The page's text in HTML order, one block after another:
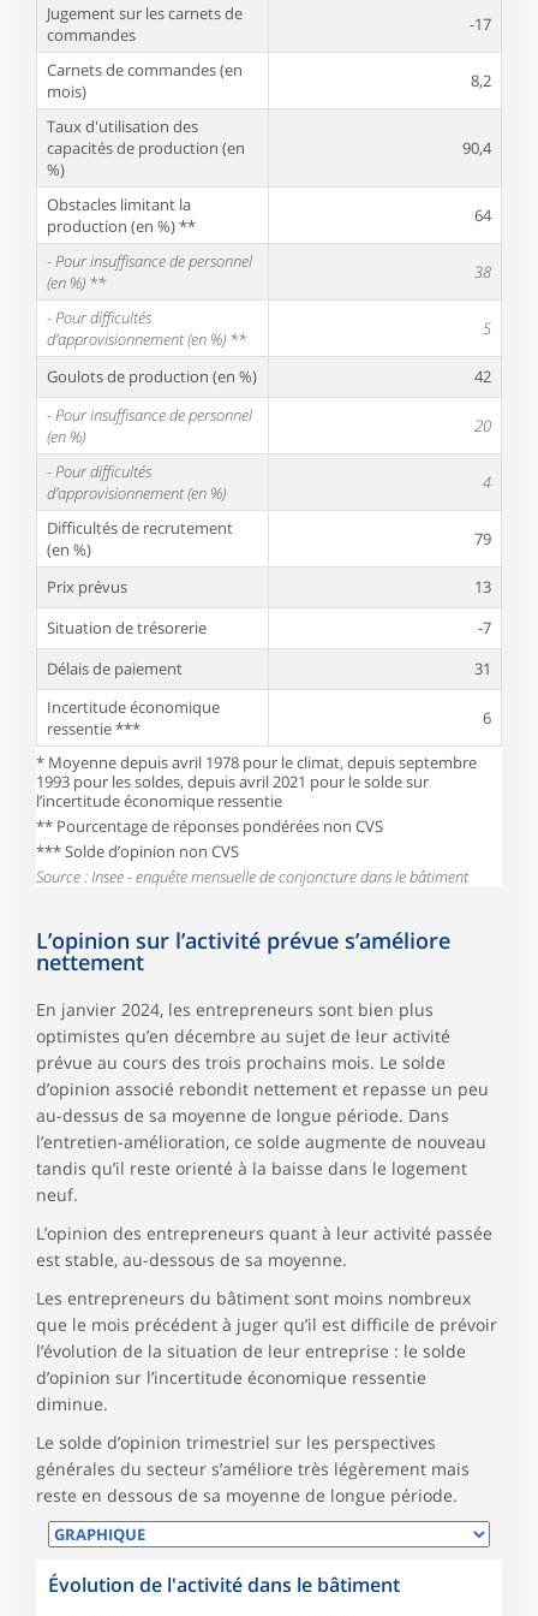
Jugement sur les carnets de
commandes
-17
Carnets de commandes (en
mois)
8,2
Taux d'utilisation des
capacités de production (en
%)
90,4
Obstacles limitant la
production (en %) **
64
- Pour insuffisance de personnel
(en %) **
38
- Pour difficultés
d’approvisionnement (en %) **
5
Goulots de production (en %)
42
- Pour insuffisance de personnel
(en %)
20
- Pour difficultés
d’approvisionnement (en %)
4
Difficultés de recrutement
(en %)
79
Prix prévus
13
Situation de trésorerie
-7
Délais de paiement
31
Incertitude économique
ressentie ***
6
* Moyenne depuis avril 1978 pour le climat, depuis septembre
1993 pour les soldes, depuis avril 2021 pour le solde sur
l’incertitude économique ressentie
** Pourcentage de réponses pondérées non CVS
*** Solde d’opinion non CVS
Source : Insee - enquête mensuelle de conjoncture dans le bâtiment
L’opinion sur l’activité prévue s’améliore
nettement
En janvier 2024, les entrepreneurs sont bien plus
optimistes qu’en décembre au sujet de leur activité
prévue au cours des trois prochains mois. Le solde
d’opinion associé rebondit nettement et repasse un peu
au-dessus de sa moyenne de longue période. Dans
l’entretien-amélioration, ce solde augmente de nouveau
tandis qu’il reste orienté à la baisse dans le logement
neuf.
L’opinion des entrepreneurs quant à leur activité passée
est stable, au-dessous de sa moyenne.
Les entrepreneurs du bâtiment sont moins nombreux
que le mois précédent à juger qu’il est difficile de prévoir
l’évolution de la situation de leur entreprise : le solde
d’opinion sur l’incertitude économique ressentie
diminue.
Le solde d’opinion trimestriel sur les perspectives
générales du secteur s’améliore très légèrement mais
reste en dessous de sa moyenne de longue période.
Évolution de l'activité dans le bâtiment